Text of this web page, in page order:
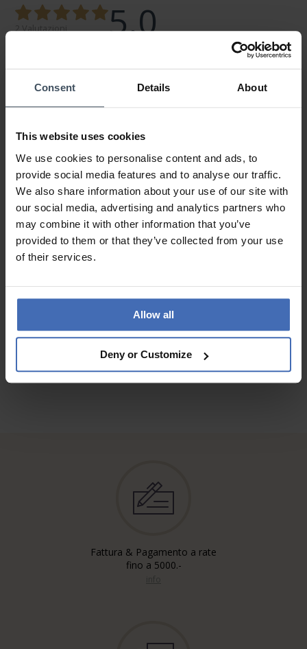
Consent Details About
This website uses cookies
We use cookies to personalise content and ads, to
provide social media features and to analyse our traffic.
We also share information about your use of our site with
our social media, advertising and analytics partners who
may combine it with other information that you’ve
provided to them or that they’ve collected from your use
of their services.
Allow all
Deny or Customize
2 Valutazioni 5.0
0%
0%
Magnifique
Review by Isabelle mercoledì, 29 marzo 2023
DESIGN
PREZZO-PRESTANZIONE
QUALITÀ
Très belle montre de grande qualité!
Fattura & Pagamento a rate
fino a 5000.-